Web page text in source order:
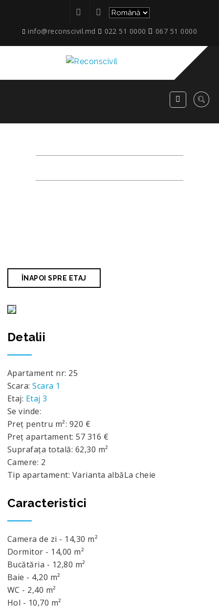
info@reconscivil.md 022 51 0000 067 51 0000
ÎNAPOI SPRE ETAJ
Detalii
Apartament nr: 25
Scara:Scara 1
Etaj: Etaj 3
Se vinde:
Preț pentru m²: 920 €
Preț apartament: 57 316 €
Suprafața totală: 62,30 m²
Camere: 2
Tip apartament: Varianta albăLa cheie
Caracteristici
Camera de zi - 14,30 m²
Dormitor - 14,00 m²
Bucătăria - 12,80 m²
Baie - 4,20 m²
WC - 2,40 m²
Hol - 10,70 m²